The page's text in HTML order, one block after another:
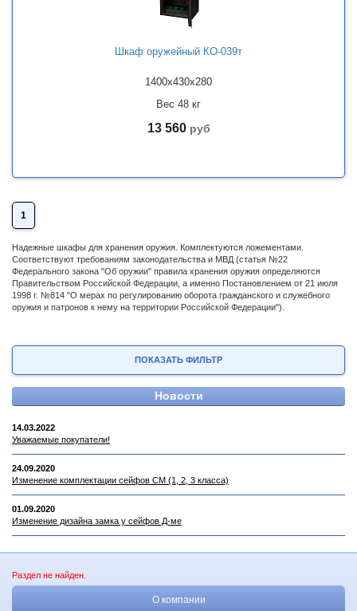
ПОКАЗАТЬ ФИЛЬТР
Новости
14.03.2022
Уважаемые покупатели!
24.09.2020
Изменение комплектации сейфов СМ (1, 2, 3 класса)
01.09.2020
Изменение дизайна замка у сейфов Д-ме
Шкаф оружейный КО-039т
1400x430x280
Вес 48 кг
13 560 руб
1
Надежные шкафы для хранения оружия. Комплектуются ложементами.
Соответствуют требованиям законодательства и МВД (статья №22
Федерального закона "Об оружии" правила хранения оружия определяются
Правительством Российской Федерации, а именно Постановлением от 21 июля
1998 г. №814 "О мерах по регулированию оборота гражданского и служебного
оружия и патронов к нему на территории Российской Федерации").
Раздел не найден.
О компании